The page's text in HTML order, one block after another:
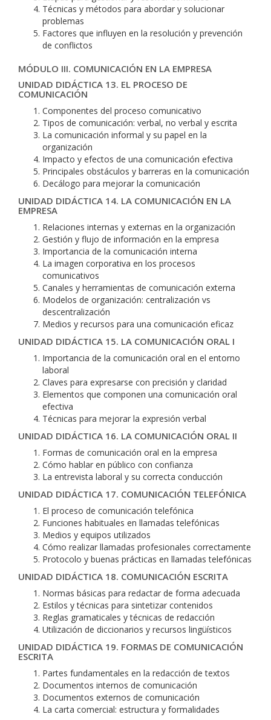
Técnicas y métodos para abordar y solucionar
problemas
Factores que influyen en la resolución y prevención
de conflictos
MÓDULO III. COMUNICACIÓN EN LA EMPRESA
UNIDAD DIDÁCTICA 13. EL PROCESO DE
COMUNICACIÓN
Componentes del proceso comunicativo
Tipos de comunicación: verbal, no verbal y escrita
La comunicación informal y su papel en la
organización
Impacto y efectos de una comunicación efectiva
Principales obstáculos y barreras en la comunicación
Decálogo para mejorar la comunicación
UNIDAD DIDÁCTICA 14. LA COMUNICACIÓN EN LA
EMPRESA
Relaciones internas y externas en la organización
Gestión y flujo de información en la empresa
Importancia de la comunicación interna
La imagen corporativa en los procesos
comunicativos
Canales y herramientas de comunicación externa
Modelos de organización: centralización vs
descentralización
Medios y recursos para una comunicación eficaz
UNIDAD DIDÁCTICA 15. LA COMUNICACIÓN ORAL I
Importancia de la comunicación oral en el entorno
laboral
Claves para expresarse con precisión y claridad
Elementos que componen una comunicación oral
efectiva
Técnicas para mejorar la expresión verbal
UNIDAD DIDÁCTICA 16. LA COMUNICACIÓN ORAL II
Formas de comunicación oral en la empresa
Cómo hablar en público con confianza
La entrevista laboral y su correcta conducción
UNIDAD DIDÁCTICA 17. COMUNICACIÓN TELEFÓNICA
El proceso de comunicación telefónica
Funciones habituales en llamadas telefónicas
Medios y equipos utilizados
Cómo realizar llamadas profesionales correctamente
Protocolo y buenas prácticas en llamadas telefónicas
UNIDAD DIDÁCTICA 18. COMUNICACIÓN ESCRITA
Normas básicas para redactar de forma adecuada
Estilos y técnicas para sintetizar contenidos
Reglas gramaticales y técnicas de redacción
Utilización de diccionarios y recursos lingüísticos
UNIDAD DIDÁCTICA 19. FORMAS DE COMUNICACIÓN
ESCRITA
Partes fundamentales en la redacción de textos
Documentos internos de comunicación
Documentos externos de comunicación
La carta comercial: estructura y formalidades